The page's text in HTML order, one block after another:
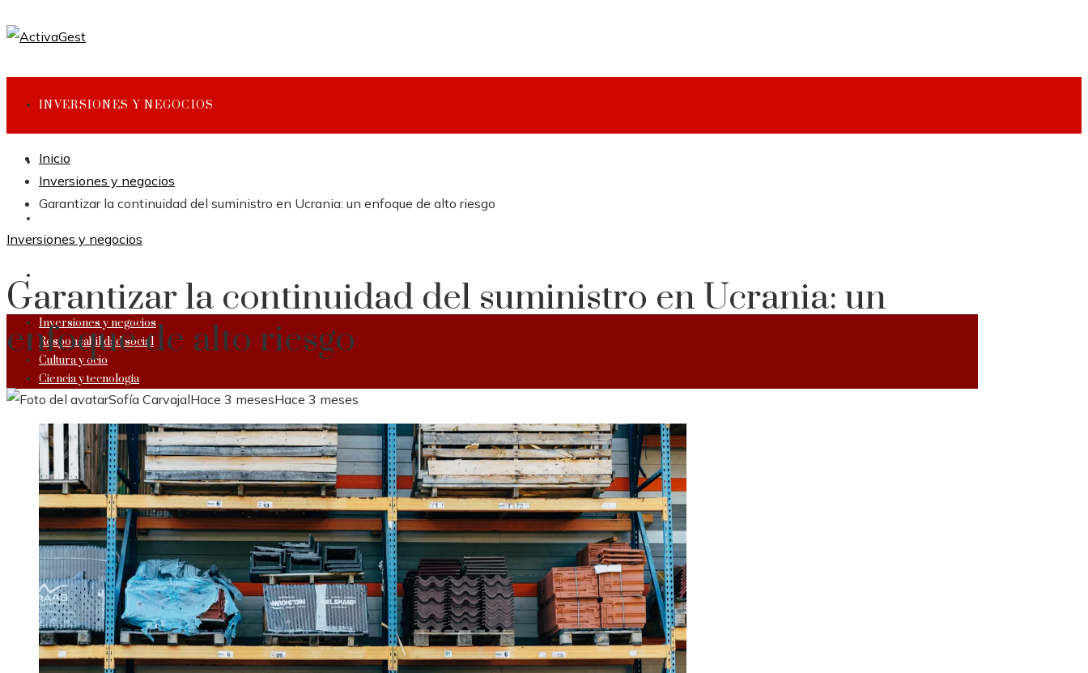
INVERSIONES Y NEGOCIOS
RESPONSABILIDAD SOCIAL
Inversiones y negocios
Responsabilidad social
Cultura y ocio
Ciencia y tecnología
Inicio
Inversiones y negocios
Garantizar la continuidad del suministro en Ucrania: un enfoque de alto riesgo
Inversiones y negocios
Garantizar la continuidad del suministro en Ucrania: un
enfoque de alto riesgo
Sofía CarvajalHace 3 mesesHace 3 meses